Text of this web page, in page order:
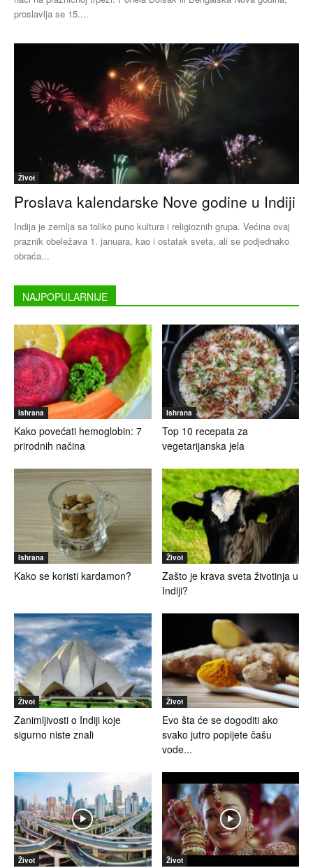
proslavlja se 15....
Život
Proslava kalendarske Nove godine u Indiji
Indija je zemlja sa toliko puno kultura i religioznih grupa. Većina ovaj
praznik obeležava 1. januara, kao i ostatak sveta, ali se podjednako
obraća...
NAJPOPULARNIJE
Ishrana
Kako povećati hemoglobin: 7
prirodnih načina
Ishrana
Top 10 recepata za
vegetarijanska jela
Ishrana
Kako se koristi kardamon?
Život
Zašto je krava sveta životinja u
Indiji?
Život
Zanimljivosti o Indiji koje
sigurno niste znali
Život
Evo šta će se dogoditi ako
svako jutro popijete čašu
vode...
Život Život